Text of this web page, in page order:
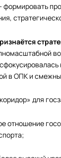
формировать
в ОПК и
для
отношение